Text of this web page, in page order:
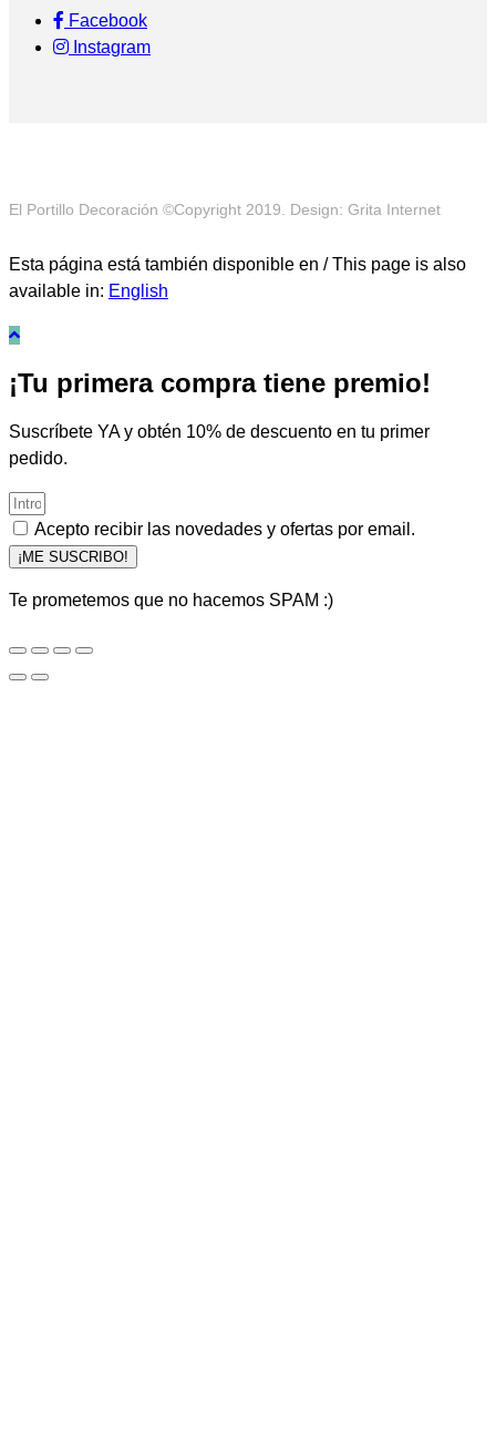
Facebook
Instagram
El Portillo Decoración ©Copyright 2019. Design: Grita Internet
Esta página está también disponible en / This page is also
available in: English
¡Tu primera compra tiene premio!
Suscríbete YA y obtén 10% de descuento en tu primer
pedido.
Acepto recibir las novedades y ofertas por email.
¡ME SUSCRIBO!
Te prometemos que no hacemos SPAM :)